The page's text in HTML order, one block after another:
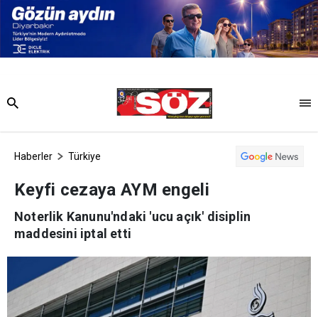
Haberler Türkiye
Keyfi cezaya AYM engeli
Noterlik Kanunu'ndaki 'ucu açık' disiplin
maddesini iptal etti